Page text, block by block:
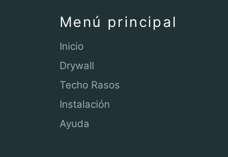
Menú principal
Inicio
Drywall
Techo Rasos
Instalación
Ayuda